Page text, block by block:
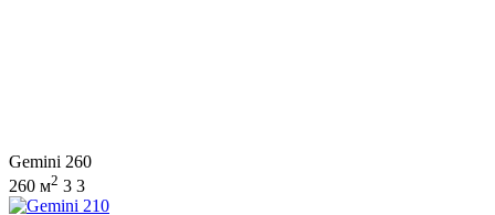
Gemini 260
260 м2 3 3